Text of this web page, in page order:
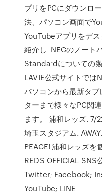
プリをPCにダウンロ
法、パソコン画面で
YouTubeアプリをデ
紹介し NECのノート
Standardについての
LAVIE公式サイトでは
パソコンから最新タ
ターまで様々なPC関
ます。 浦和レッズ. 7/
埼玉スタジアム.
PEACE! 浦和レッズを
REDS OFFICIAL SNS
Twitter; Facebook;
YouTube; LINE